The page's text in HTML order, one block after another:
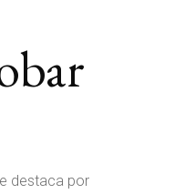
destaca por